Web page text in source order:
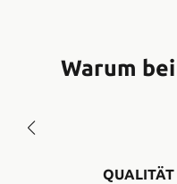
Warum
QUALITÄT